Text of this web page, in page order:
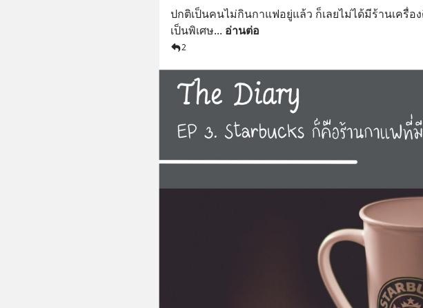
ปกติเป็นคนไม่กินกาแฟอยู่แล้ว ก็เลยไม่ได้มีร้านเครื่
เป็นพิเศษ... อ่านต่อ
2